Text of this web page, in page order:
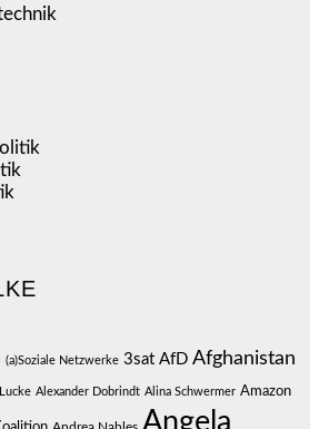
(a)Soziale Netzwerke 3sat AfD Afghanistan
Alexander Dobrindt Alina Schwermer Amazon
Angela